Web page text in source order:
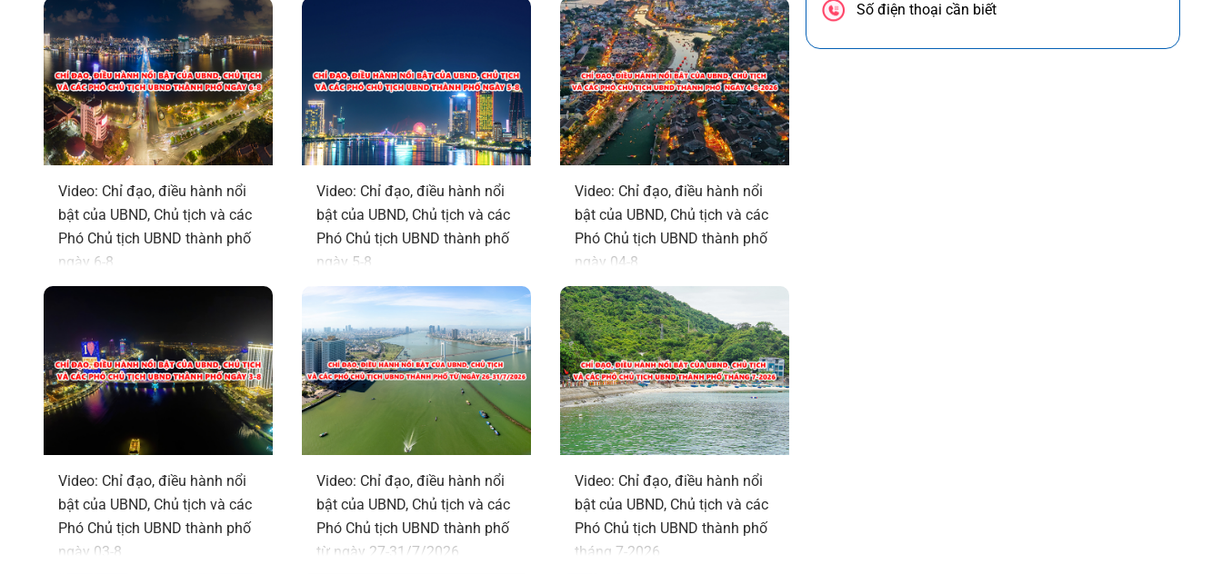
Video: Chỉ đạo, điều hành nổi
bật của UBND, Chủ tịch và các
Phó Chủ tịch UBND thành phố
ngày 6-8
Video: Chỉ đạo, điều hành nổi
bật của UBND, Chủ tịch và các
Phó Chủ tịch UBND thành phố
ngày 5-8
Video: Chỉ đạo, điều hành nổi
bật của UBND, Chủ tịch và các
Phó Chủ tịch UBND thành phố
ngày 04-8
Video: Chỉ đạo, điều hành nổi
bật của UBND, Chủ tịch và các
Phó Chủ tịch UBND thành phố
ngày 03-8
Video: Chỉ đạo, điều hành nổi
bật của UBND, Chủ tịch và các
Phó Chủ tịch UBND thành phố
từ ngày 27-31/7/2026
Video: Chỉ đạo, điều hành nổi
bật của UBND, Chủ tịch và các
Phó Chủ tịch UBND thành phố
tháng 7-2026
Số điện thoại cần biết